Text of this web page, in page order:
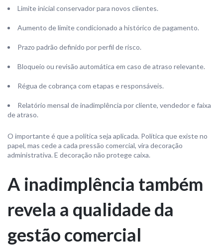
Limite inicial conservador para novos clientes.
Aumento de limite condicionado a histórico de pagamento.
Prazo padrão definido por perfil de risco.
Bloqueio ou revisão automática em caso de atraso relevante.
Régua de cobrança com etapas e responsáveis.
Relatório mensal de inadimplência por cliente, vendedor e faixa
de atraso.
O importante é que a política seja aplicada. Política que existe no
papel, mas cede a cada pressão comercial, vira decoração
administrativa. E decoração não protege caixa.
A inadimplência também
revela a qualidade da
gestão comercial